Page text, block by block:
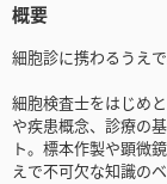
概要
細胞診に携わるうえ
細胞検査士をはじめ
や疾患概念、診療の
ト。標本作製や顕微
えで不可欠な知識の